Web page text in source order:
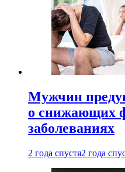
Мужчин
о снижающих
заболеваниях
2 года спустя2 года